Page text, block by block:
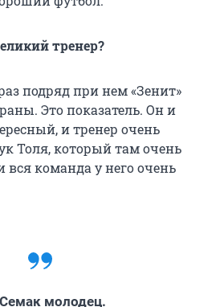
тренер?
подряд при нем «Зенит»
Это показатель. Он и
и тренер очень
Толя, который там очень
вся команда у него очень
молодец.